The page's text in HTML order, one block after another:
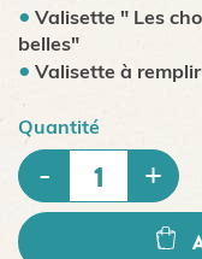
Valisette " Les
belles"
Valisette à
Quantité